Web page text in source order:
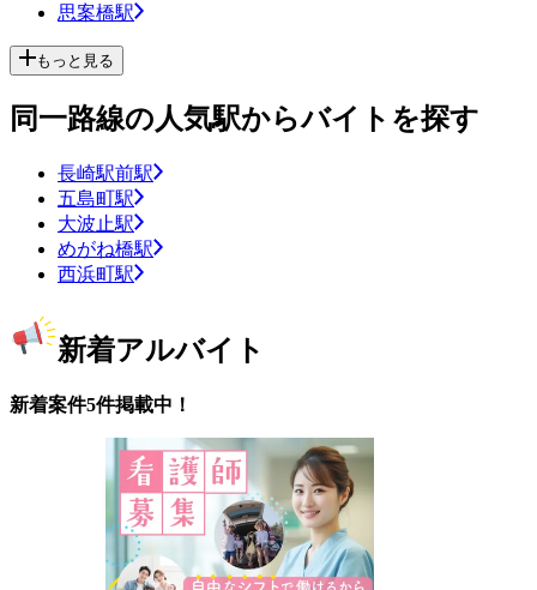
思案橋駅
もっと見る
同一路線の人気駅からバイトを探す
長崎駅前駅
五島町駅
大波止駅
めがね橋駅
西浜町駅
新着アルバイト
新着案件5件掲載中！